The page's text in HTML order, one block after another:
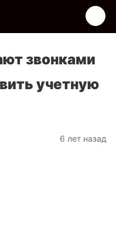
звонками
учетную
6 лет назад